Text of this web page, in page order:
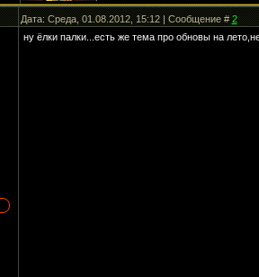
Дата: Среда, 01.08.2012, 15:12 | Сообщение #2
ну ёлки палки...есть же тема про обновы на